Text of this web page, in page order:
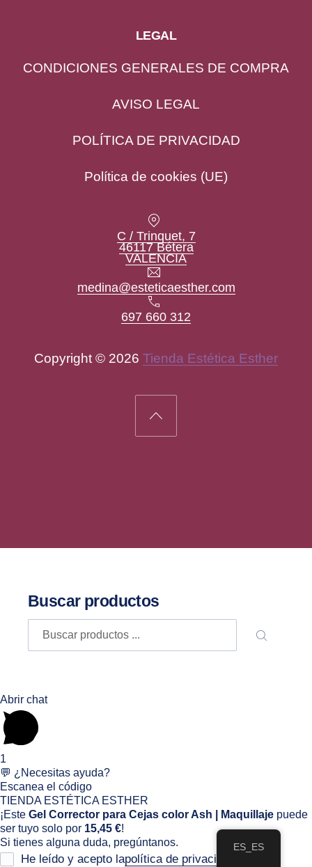
LEGAL
CONDICIONES GENERALES DE COMPRA
AVISO LEGAL
POLÍTICA DE PRIVACIDAD
Política de cookies (UE)
C / Trinquet, 7
46117 Bétera
VALENCIANew Window
Email
medina@esteticaesther.com
Teléfono
697 660 312
Copyright © 2026 Tienda Estética Esther
Back to Top
Buscar productos
BUSCAR
ES_ES
Abrir chat
1
💬 ¿Necesitas ayuda?
Escanea el código
TIENDA ESTÉTICA ESTHER
¡Este Gel Corrector para Cejas color Ash | Maquillaje puede
ser tuyo solo por 15,45 €!
Si tienes alguna duda, pregúntanos.
He leído y acepto lapolítica de privacidad